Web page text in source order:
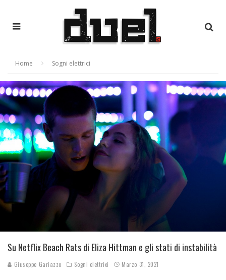
Home Sogni elettrici
Su Netflix Beach Rats di Eliza Hittman e gli stati di instabilità
Giuseppe Gariazzo Sogni elettrici Marzo 31, 2021